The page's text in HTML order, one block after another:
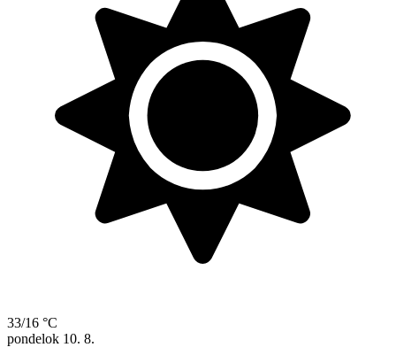
33/16 °C
pondelok 10. 8.